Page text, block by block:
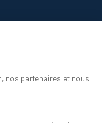
nos partenaires et nous